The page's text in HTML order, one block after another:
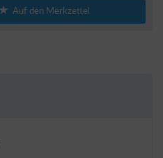
Auf den Merkzettel